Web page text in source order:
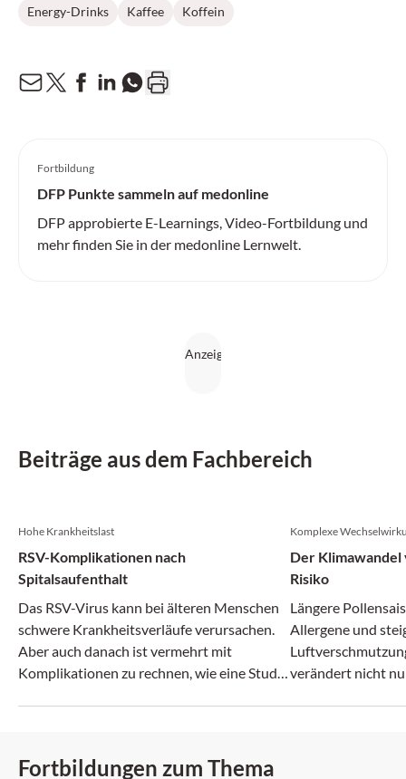
Energy-Drinks Kaffee Koffein
Fortbildung
DFP Punkte sammeln auf medonline
DFP approbierte E-Learnings, Video-Fortbildung und
mehr finden Sie in der medonline Lernwelt.
Beiträge aus dem Fachbereich
Hohe Krankheitslast
RSV-Komplikationen nach
Spitalsaufenthalt
Das RSV-Virus kann bei älteren Menschen
schwere Krankheitsverläufe verursachen.
Aber auch danach ist vermehrt mit
Komplikationen zu rechnen, wie eine Studie
Komplexe
Der
Risiko
Längere
Allergene und
verändert nicht
Fortbildungen zum Thema